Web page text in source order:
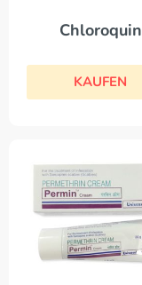
Chloroquin
KAUFEN